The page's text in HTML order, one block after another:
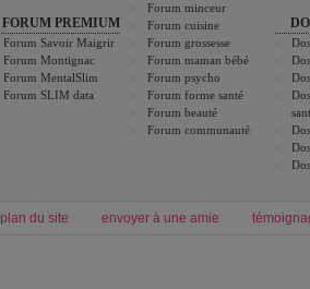
FORUM PREMIUM
Forum Savoir Maigrir
Forum Montignac
Forum MentalSlim
Forum SLIM data
Forum minceur
Forum cuisine
Forum grossesse
Forum maman bébé
Forum psycho
Forum forme santé
Forum beauté
Forum communauté
plan du site envoyer à une amie